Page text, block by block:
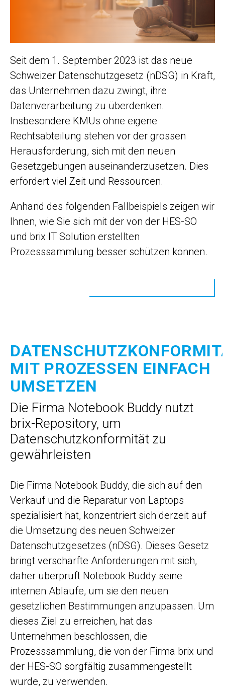
Seit dem 1. September 2023 ist das neue
Schweizer Datenschutzgesetz (nDSG) in Kraft,
das Unternehmen dazu zwingt, ihre
Datenverarbeitung zu überdenken.
Insbesondere KMUs ohne eigene
Rechtsabteilung stehen vor der grossen
Herausforderung, sich mit den neuen
Gesetzgebungen auseinanderzusetzen. Dies
erfordert viel Zeit und Ressourcen.
Anhand des folgenden Fallbeispiels zeigen wir
Ihnen, wie Sie sich mit der von der HES-SO
und brix IT Solution erstellten
Prozesssammlung besser schützen können.
MIT PROZESSEN EINFACH
UMSETZEN
Die Firma Notebook Buddy nutzt
brix-Repository, um
Datenschutzkonformität zu
gewährleisten
Die Firma Notebook Buddy, die sich auf den
Verkauf und die Reparatur von Laptops
spezialisiert hat, konzentriert sich derzeit auf
die Umsetzung des neuen Schweizer
Datenschutzgesetzes (nDSG). Dieses Gesetz
bringt verschärfte Anforderungen mit sich,
daher überprüft Notebook Buddy seine
internen Abläufe, um sie den neuen
gesetzlichen Bestimmungen anzupassen. Um
dieses Ziel zu erreichen, hat das
Unternehmen beschlossen, die
Prozesssammlung, die von der Firma brix und
der HES-SO sorgfältig zusammengestellt
wurde, zu verwenden.